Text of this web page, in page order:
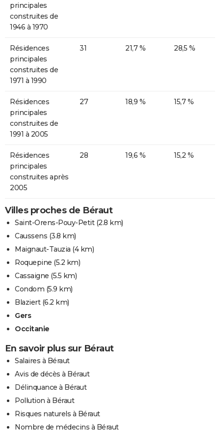
principales
construites de
1946 à 1970
Résidences
principales
construites de
1971 à 1990
31 21,7 % 28,5 %
Résidences
principales
construites de
1991 à 2005
27 18,9 % 15,7 %
Résidences
principales
construites après
2005
28 19,6 % 15,2 %
Villes proches de Béraut
Saint-Orens-Pouy-Petit(2.8 km)
Caussens (3.8 km)
Maignaut-Tauzia (4 km)
Roquepine (5.2 km)
Cassaigne (5.5 km)
Condom (5.9 km)
Blaziert(6.2 km)
Gers
Occitanie
En savoir plus sur Béraut
Salaires à Béraut
Avis de décès à Béraut
Délinquance à Béraut
Pollution à Béraut
Risques naturels à Béraut
Nombre de médecins à Béraut